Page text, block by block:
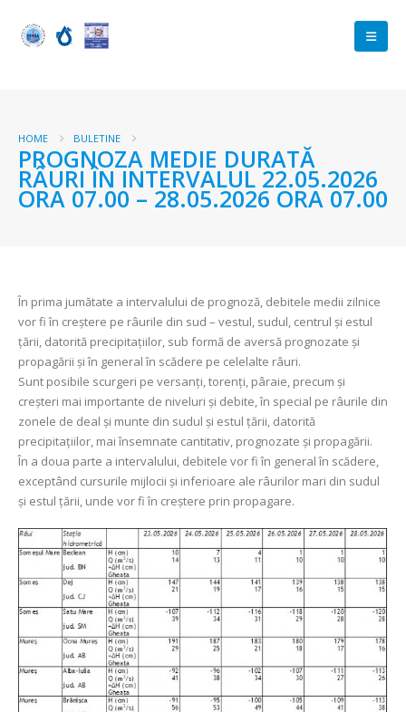
HOME BULETINE
PROGNOZA MEDIE DURATĂ
RÂURI ÎN INTERVALUL 22.05.2026
ORA 07.00 – 28.05.2026 ORA 07.00
În prima jumătate a intervalului de prognoză, debitele medii zilnice
vor fi în creștere pe râurile din sud – vestul, sudul, centrul și estul
țării, datorită precipitațiilor, sub formă de aversă prognozate și
propagării și în general în scădere pe celelalte râuri.
Sunt posibile scurgeri pe versanți, torenți, pâraie, precum și
creșteri mai importante de niveluri și debite, în special pe râurile din
zonele de deal și munte din sudul și estul țării, datorită
precipitațiilor, mai însemnate cantitativ, prognozate și propagării.
În a doua parte a intervalului, debitele vor fi în general în scădere,
exceptând cursurile mijlocii și inferioare ale râurilor mari din sudul
și estul țării, unde vor fi în creștere prin propagare.